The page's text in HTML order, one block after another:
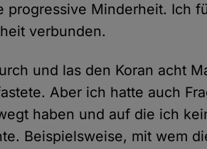
progressive Minderheit. Ich
verbunden.
und las den Koran acht
Aber ich hatte auch
haben und auf die ich
Beispielsweise, mit wem